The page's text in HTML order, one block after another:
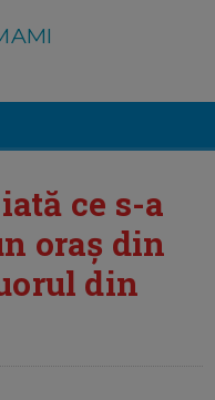
ce s-a
oraș din
din